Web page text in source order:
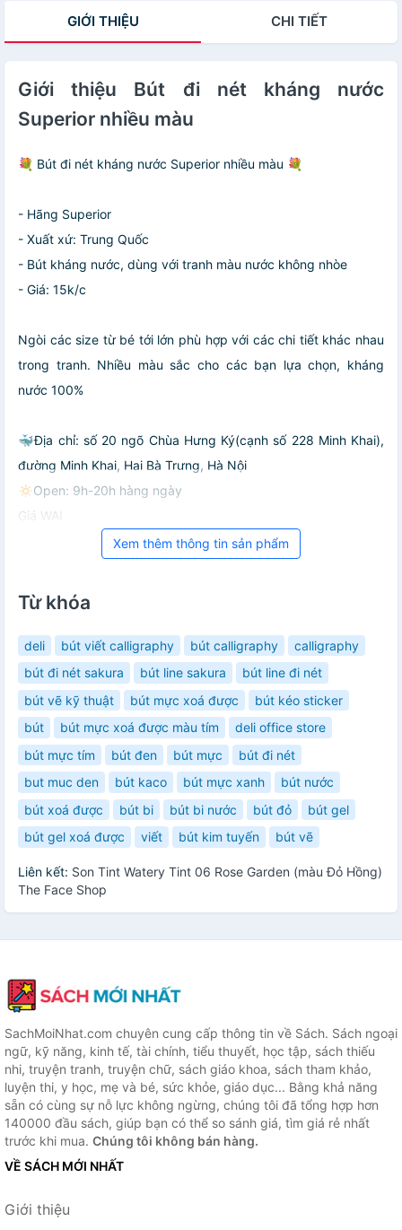
GIỚI THIỆU CHI TIẾT
Giới thiệu Bút đi nét kháng nước
Superior nhiều màu
💐 Bút đi nét kháng nước Superior nhiều màu 💐
- Hãng Superior
- Xuất xứ: Trung Quốc
- Bút kháng nước, dùng với tranh màu nước không nhòe
- Giá: 15k/c
Ngòi các size từ bé tới lớn phù hợp với các chi tiết khác nhau
trong tranh. Nhiều màu sắc cho các bạn lựa chọn, kháng
nước 100%
🐳Địa chỉ: số 20 ngõ Chùa Hưng Ký(cạnh số 228 Minh Khai),
đường Minh Khai, Hai Bà Trưng, Hà Nội
🔅Open: 9h-20h hàng ngày
Giá WAI
Xem thêm thông tin sản phẩm
Từ khóa
deli bút viết calligraphy bút calligraphy
calligraphy
bút đi nét sakura
bút line sakura
bút line đi nét
bút vẽ kỹ thuật
bút mực xoá được
bút kéo sticker
bút
bút mực xoá được màu tím
deli office store
bút mực tím
bút đen bút mực
bút đi nét
but muc den
bút kaco bút mực xanh
bút nước
bút xoá được
bút bi bút bi nước bút đỏ
bút gel
bút gel xoá được
viết bút kim tuyến bút vẽ
Liên kết: Son Tint Watery Tint 06 Rose Garden (màu Đỏ Hồng)
The Face Shop
SachMoiNhat.com chuyên cung cấp thông tin về Sách. Sách ngoại
ngữ, kỹ năng, kinh tế, tài chính, tiểu thuyết, học tập, sách thiếu
nhi, truyện tranh, truyện chữ, sách giáo khoa, sách tham khảo,
luyện thi, y học, mẹ và bé, sức khỏe, giáo dục... Bằng khả năng
sẵn có cùng sự nỗ lực không ngừng, chúng tôi đã tổng hợp hơn
140000 đầu sách, giúp bạn có thể so sánh giá, tìm giá rẻ nhất
trước khi mua. Chúng tôi không bán hàng.
VỀ SÁCH MỚI NHẤT
Giới thiệu